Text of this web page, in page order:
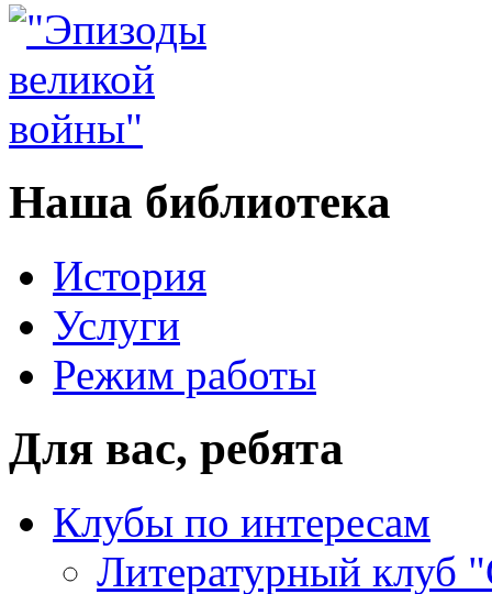
Наша библиотека
История
Услуги
Режим работы
Для вас, ребята
Клубы по интересам
Литературный клуб